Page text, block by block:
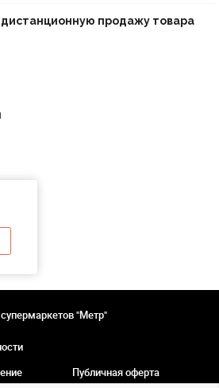
продажу товара
"Метр"
Публичная оферта